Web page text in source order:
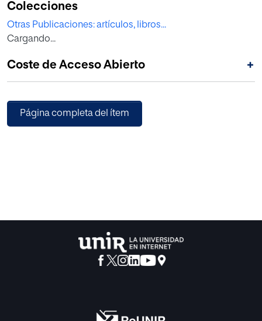
Colecciones
Otras Publicaciones: artículos, libros...
Cargando...
Coste de Acceso Abierto +
Página completa del ítem